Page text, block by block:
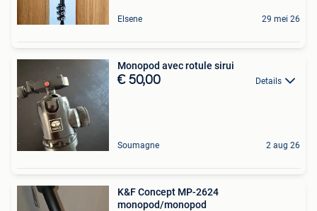
Elsene 29 mei 26
Monopod avec rotule sirui
€ 50,00 Details
Soumagne 2 aug 26
K&F Concept MP-2624
monopod/monopod